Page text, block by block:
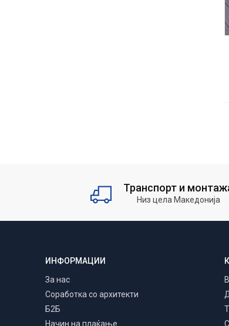
Транспорт и
Низ цела Македонија
ИНФОРМАЦИИ
За нас
Соработка со архитекти
Б2Б
Начин на плаќање